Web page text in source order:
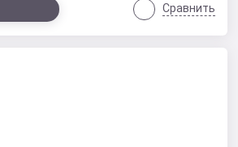
Сравнить